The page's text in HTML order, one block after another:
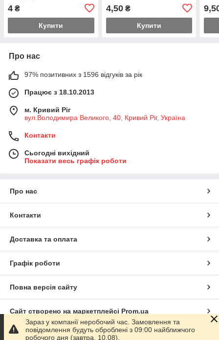
4 ₴
Купити
4,50₴
Купити
Про нас
97% позитивних з 1596 відгуків за рік
Працює з 18.10.2013
м. Кривий Ріг
вул.Володимира Великого, 40, Кривий Ріг, Україна
Контакти
Сьогодні вихідний
Показати весь графік роботи
Про нас
Контакти
Доставка та оплата
Графік роботи
Повна версія сайту
Сайт створено на маркетплейсі Prom.ua
Політика конфіденційності
Зараз у компанії неробочий час. Замовлення та
повідомлення будуть оброблені з 09:00 найближчого
робочого дня (завтра, 10.08).